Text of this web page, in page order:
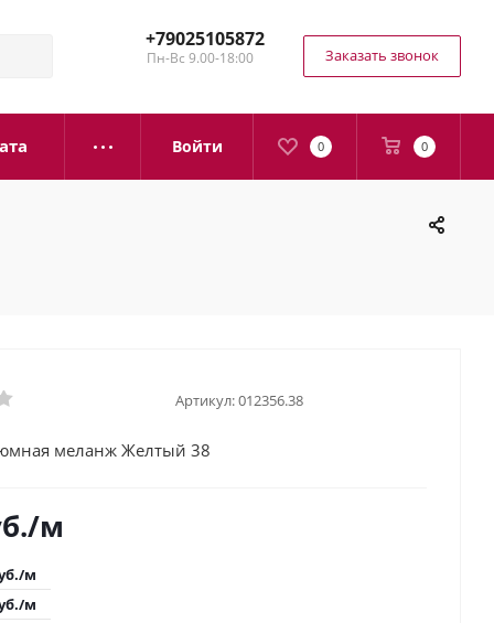
+79025105872
Пн-Вс 9.00-18:00 Заказать звонок
0 0
Войти
Артикул:012356.38
меланж Желтый 38
/м
/м
/м